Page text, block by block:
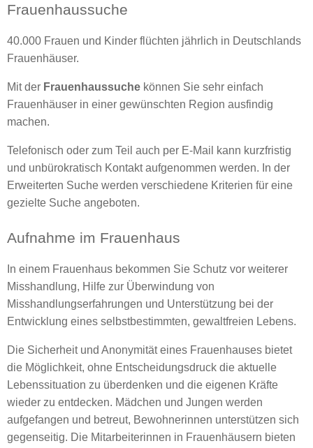
Frauenhaussuche
40.000 Frauen und Kinder flüchten jährlich in Deutschlands
Frauenhäuser.
Mit der Frauenhaussuche können Sie sehr einfach
Frauenhäuser in einer gewünschten Region ausfindig
machen.
Telefonisch oder zum Teil auch per E-Mail kann kurzfristig
und unbürokratisch Kontakt aufgenommen werden. In der
Erweiterten Suche werden verschiedene Kriterien für eine
gezielte Suche angeboten.
Aufnahme im Frauenhaus
In einem Frauenhaus bekommen Sie Schutz vor weiterer
Misshandlung, Hilfe zur Überwindung von
Misshandlungserfahrungen und Unterstützung bei der
Entwicklung eines selbstbestimmten, gewaltfreien Lebens.
Die Sicherheit und Anonymität eines Frauenhauses bietet
die Möglichkeit, ohne Entscheidungsdruck die aktuelle
Lebenssituation zu überdenken und die eigenen Kräfte
wieder zu entdecken. Mädchen und Jungen werden
aufgefangen und betreut, Bewohnerinnen unterstützen sich
gegenseitig. Die Mitarbeiterinnen in Frauenhäusern bieten